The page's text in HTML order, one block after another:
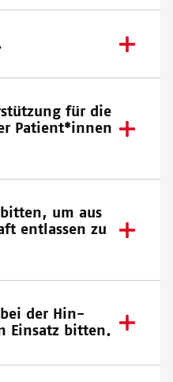
für die
Patient*innen
um aus
entlassen zu
der Hin-
Einsatz bitten.